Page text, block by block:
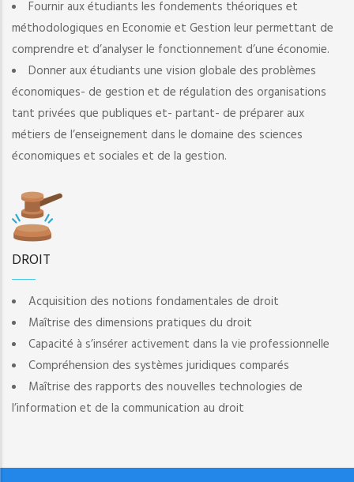
Fournir aux étudiants les fondements théoriques et
méthodologiques en Economie et Gestion leur permettant de
comprendre et d’analyser le fonctionnement d’une économie.
Donner aux étudiants une vision globale des problèmes
économiques- de gestion et de régulation des organisations
tant privées que publiques et- partant- de préparer aux
métiers de l’enseignement dans le domaine des sciences
économiques et sociales et de la gestion.
DROIT
Acquisition des notions fondamentales de droit
Maîtrise des dimensions pratiques du droit
Capacité à s’insérer activement dans la vie professionnelle
Compréhension des systèmes juridiques comparés
Maîtrise des rapports des nouvelles technologies de
l’information et de la communication au droit